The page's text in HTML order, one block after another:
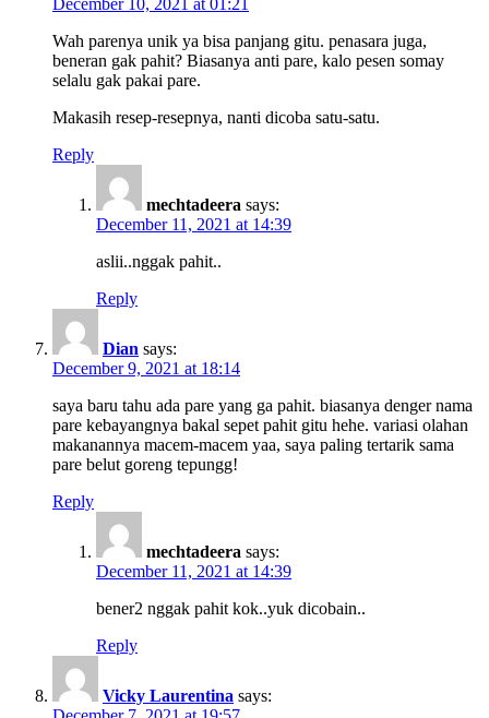
December 10, 2021 at 01:21
Wah parenya unik ya bisa panjang gitu. penasara juga,
beneran gak pahit? Biasanya anti pare, kalo pesen somay
selalu gak pakai pare.
Makasih resep-resepnya, nanti dicoba satu-satu.
Reply
mechtadeera says:
December 11, 2021 at 14:39
aslii..nggak pahit..
Reply
Dian says:
December 9, 2021 at 18:14
saya baru tahu ada pare yang ga pahit. biasanya denger nama
pare kebayangnya bakal sepet pahit gitu hehe. variasi olahan
makanannya macem-macem yaa, saya paling tertarik sama
pare belut goreng tepungg!
Reply
mechtadeera says:
December 11, 2021 at 14:39
bener2 nggak pahit kok..yuk dicobain..
Reply
Vicky Laurentina says: